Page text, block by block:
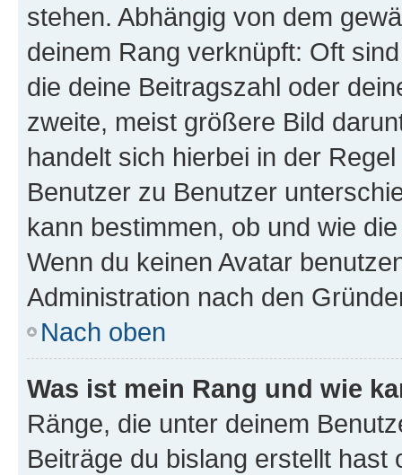
stehen. Abhängig von dem
deinem Rang verknüpft: Oft
die deine Beitragszahl oder
zweite, meist größere Bild
handelt sich hierbei in der
Benutzer zu Benutzer
kann bestimmen, ob und wie
Wenn du keinen Avatar
Administration nach den
Nach oben
Was ist mein Rang und wie
Ränge, die unter deinem
Beiträge du bislang erstellt